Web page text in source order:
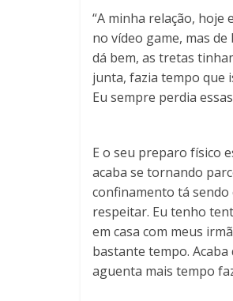
“A minha relação,
no vídeo game, mas
dá bem, as tretas
junta, fazia tempo que
Eu sempre perdia
E o seu preparo físico
acaba se tornando
confinamento tá sendo
respeitar. Eu tenho
em casa com meus
bastante tempo.
aguenta mais tempo